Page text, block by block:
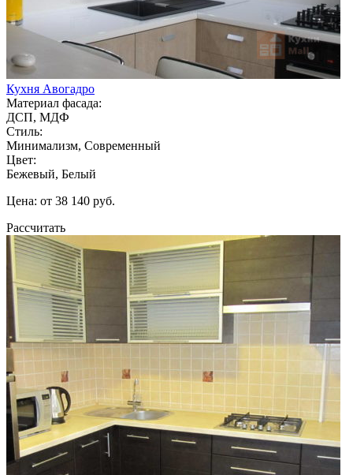
Кухня Авогадро
Материал фасада:
ДСП, МДФ
Стиль:
Минимализм, Современный
Цвет:
Бежевый, Белый
Цена: от 38 140 руб.
Рассчитать